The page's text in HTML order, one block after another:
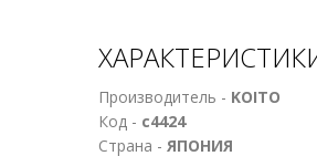
Производитель - KOITO
Код - с4424
Страна - ЯПОНИЯ